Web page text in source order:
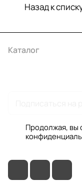
Назад к
Каталог
Продолжая, вы